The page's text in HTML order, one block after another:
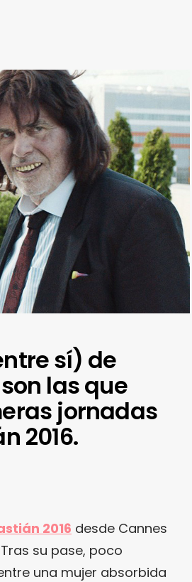
sí) de
las que
jornadas
2016.
2016 desde Cannes
su pase, poco
una mujer absorbida